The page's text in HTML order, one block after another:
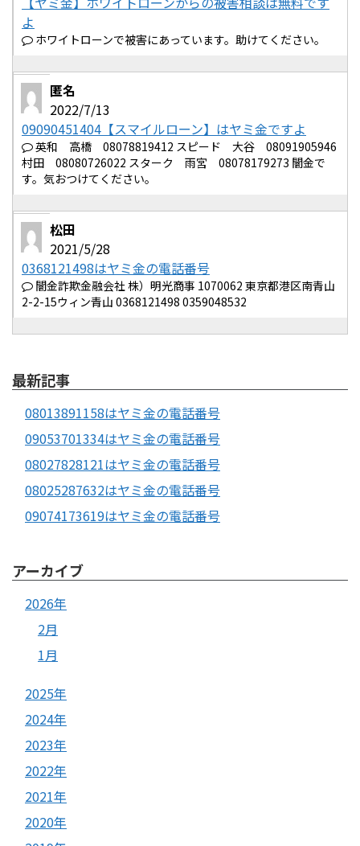
よ
ホワイトローンで被害にあっています。助けてください。
匿名
2022/7/13
09090451404【スマイルローン】はヤミ金ですよ
英和 高橋 08078819412 スピード 大谷 08091905946
村田 08080726022 スターク 雨宮 08078179273 闇金で
す。気おつけてください。
松田
2021/5/28
0368121498はヤミ金の電話番号
闇金詐欺金融会社 株）明光商事 1070062 東京都港区南青山
2-2-15ウィン青山 0368121498 0359048532
最新記事
08013891158はヤミ金の電話番号
09053701334はヤミ金の電話番号
08027828121はヤミ金の電話番号
08025287632はヤミ金の電話番号
09074173619はヤミ金の電話番号
アーカイブ
2026年
2月
1月
2025年
2024年
2023年
2022年
2021年
2020年